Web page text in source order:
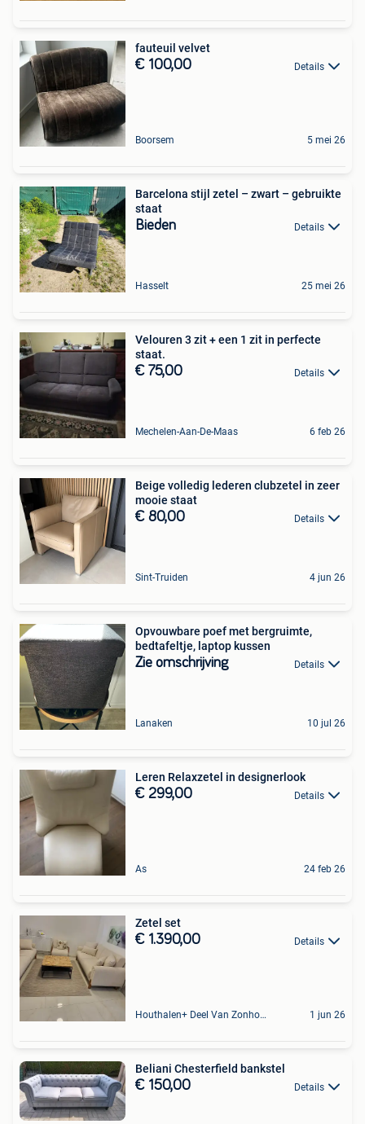
fauteuil velvet
€ 100,00 Details
Boorsem 5 mei 26
Barcelona stijl zetel – zwart – gebruikte
staat
Bieden Details
Hasselt 25 mei 26
Velouren 3 zit + een 1 zit in perfecte
staat.
€ 75,00 Details
Mechelen-Aan-De-Maas 6 feb 26
Beige volledig lederen clubzetel in zeer
mooie staat
€ 80,00 Details
Sint-Truiden 4 jun 26
Opvouwbare poef met bergruimte,
bedtafeltje, laptop kussen
Zie omschrijving Details
Lanaken 10 jul 26
Leren Relaxzetel in designerlook
€ 299,00 Details
As 24 feb 26
Zetel set
€ 1.390,00 Details
Houthalen+ Deel Van Zonhoven En Zolder 1 jun 26
Beliani Chesterfield bankstel
€ 150,00 Details